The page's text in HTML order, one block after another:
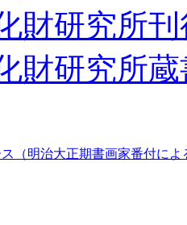
財研究所
財研究所
（明治大正期書画家番付によ